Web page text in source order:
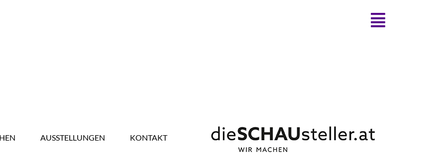
AUSSTELLUNGEN KONTAKT